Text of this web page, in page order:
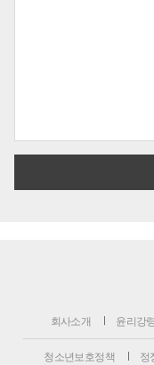
회사소개 윤리강령
청소년보호정책 정